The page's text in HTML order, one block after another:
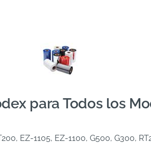
para Todos los
EZ-1105, EZ-1100, G500, G300,